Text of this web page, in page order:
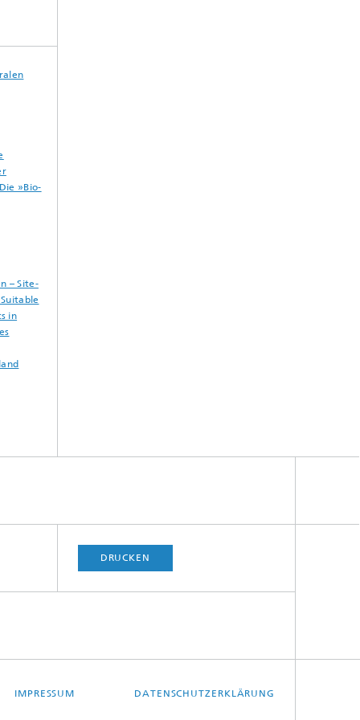
»Bio-
– Site-
in
DRUCKEN
IMPRESSUM DATENSCHUTZERKLÄRUNG